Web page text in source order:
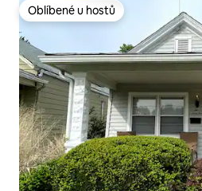
Oblíbené u hostů
Oblíbené u hostů